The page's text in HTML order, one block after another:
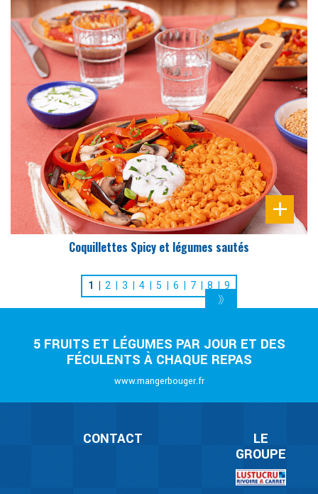
DIFFICULTÉ
PRÉPARATION
45 Min
Coquillettes Spicy et légumes sautés
1 2 3 4 5 6 7 8 9
5 FRUITS ET LÉGUMES PAR JOUR ET DES
FÉCULENTS À CHAQUE REPAS
www.mangerbouger.fr
CONTACT
LE
GROUPE